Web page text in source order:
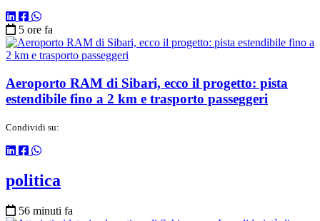
5 ore fa
Aeroporto RAM di Sibari, ecco il progetto: pista
estendibile fino a 2 km e trasporto passeggeri
Condividi su:
politica
56 minuti fa